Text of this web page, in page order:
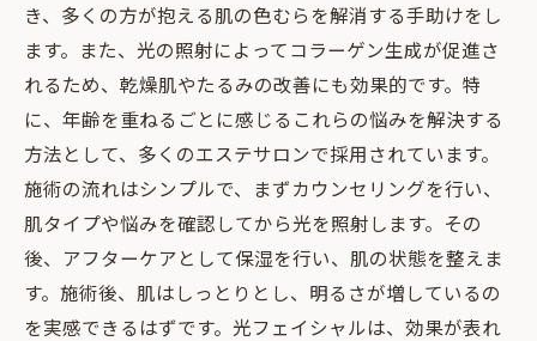
き、多くの方が抱える肌の色むらを解消する手助けをし
ます。また、光の照射によってコラーゲン生成が促進さ
れるため、乾燥肌やたるみの改善にも効果的です。特
に、年齢を重ねるごとに感じるこれらの悩みを解決する
方法として、多くのエステサロンで採用されています。
施術の流れはシンプルで、まずカウンセリングを行い、
肌タイプや悩みを確認してから光を照射します。その
後、アフターケアとして保湿を行い、肌の状態を整えま
す。施術後、肌はしっとりとし、明るさが増しているの
を実感できるはずです。光フェイシャルは、効果が表れ